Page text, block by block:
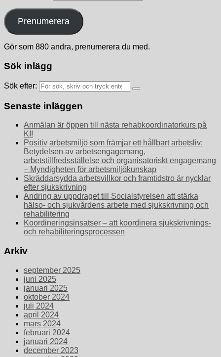
Prenumerera
Gör som 880 andra, prenumerera du med.
Sök inlägg
Sök efter:
Senaste inläggen
Anmälan är öppen till nästa rehabkoordinatorkurs på
KI!
Positiv arbetsmiljö som främjar ett hållbart arbetsliv:
Betydelsen av arbetsengagemang,
arbetstillfredsställelse och organisatoriskt engagemang
– Myndigheten för arbetsmiljökunskap
Skräddarsydda arbetsvillkor och framtidstro är nycklar
efter sjukskrivning
Ändring av uppdraget till Socialstyrelsen att stärka
hälso- och sjukvårdens arbete med sjukskrivning och
rehabilitering
Koordineringsinsatser – att koordinera sjukskrivnings-
och rehabiliteringsprocessen
Arkiv
september 2025
juni 2025
januari 2025
oktober 2024
juli 2024
april 2024
mars 2024
februari 2024
januari 2024
december 2023